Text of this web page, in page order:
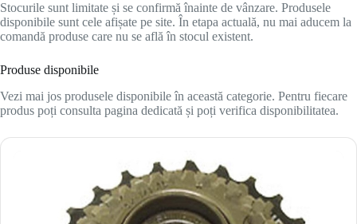
Stocurile sunt limitate și se confirmă înainte de vânzare. Produsele
disponibile sunt cele afișate pe site. În etapa actuală, nu mai aducem la
comandă produse care nu se află în stocul existent.
Produse disponibile
Vezi mai jos produsele disponibile în această categorie. Pentru fiecare
produs poți consulta pagina dedicată și poți verifica disponibilitatea.